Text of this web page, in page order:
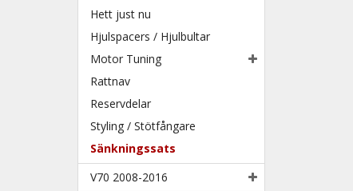
Hett just nu
Hjulspacers / Hjulbultar
Motor Tuning
Rattnav
Reservdelar
Styling / Stötfångare
Sänkningssats
V70 2008-2016